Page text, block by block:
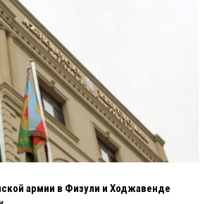
армии в Физули и Ходжавенде